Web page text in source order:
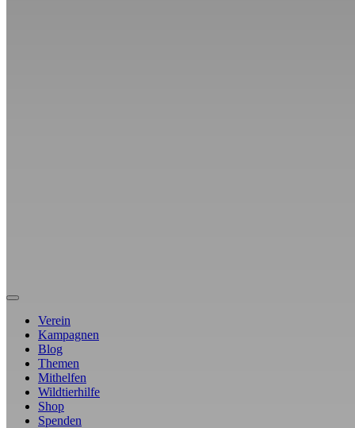
Verein
Kampagnen
Blog
Themen
Mithelfen
Wildtierhilfe
Shop
Spenden